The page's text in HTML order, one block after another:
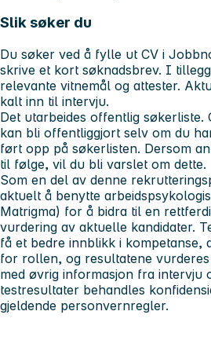
Slik søker du
Du søker ved å fylle ut CV i
skrive et kort søknadsbrev. I
relevante vitnemål og attester.
kalt inn til intervju.
Det utarbeides offentlig søkerliste.
kan bli offentliggjort selv om du
ført opp på søkerlisten. Dersom
til følge, vil du bli varslet om dette.
Som en del av denne
aktuelt å benytte
Matrigma) for å bidra til en
vurdering av aktuelle kandidater.
få et bedre innblikk i kompetanse,
for rollen, og resultatene
med øvrig informasjon fra intervju
testresultater behandles
gjeldende personvernregler.